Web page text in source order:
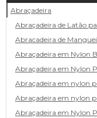
Abraçadeira
Abraçadeira de Latão
Abracadeira de
Abraçadeira em Nylon
Abraçadeira em Nylon
Abraçadeira em nylon
Abraçadeira em nylon
Abraçadeira em Nylon